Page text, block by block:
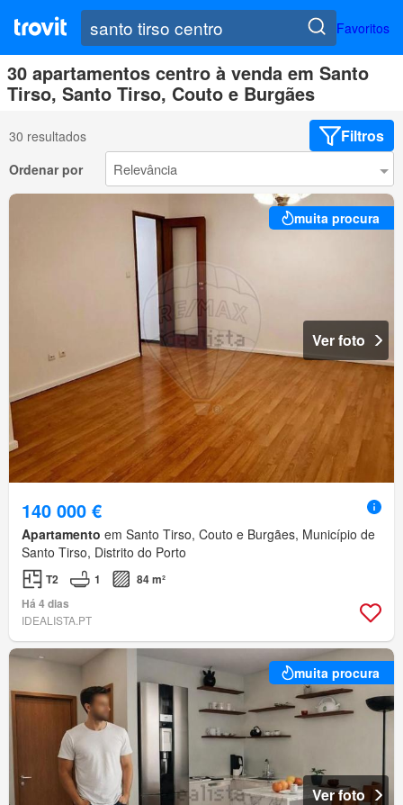
Favoritos
30 apartamentos centro à venda em Santo
Tirso, Santo Tirso, Couto e Burgães
30 resultados Filtros
Ordenar por
muita procura
Ver foto
140 000 €
Apartamento em Santo Tirso, Couto e Burgães, Município de
Santo Tirso, Distrito do Porto
T2 1
84 m²
Há 4 dias
IDEALISTA.PT
muita procura
Ver foto